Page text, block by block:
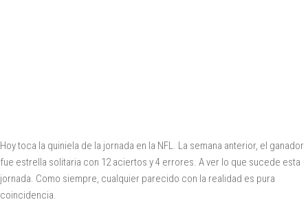
Hoy toca la quiniela de la jornada en la NFL. La semana anterior, el ganador
fue estrella solitaria con 12 aciertos y 4 errores. A ver lo que sucede esta
jornada. Como siempre, cualquier parecido con la realidad es pura
coincidencia.